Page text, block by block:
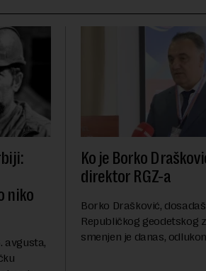
niko
avgusta,
Ko je Borko
direktor RGZ-a
Borko Drašković,
Republičkog geodetskog
smenjen je danas,